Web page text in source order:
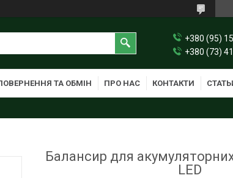
+380 (95)
+380 (73)
ТА ОБМІН ПРО НАС КОНТАКТИ
Балансир для
LED